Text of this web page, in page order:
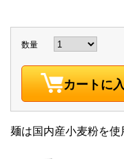
数量
カートに
麺は国内産小麦粉を使